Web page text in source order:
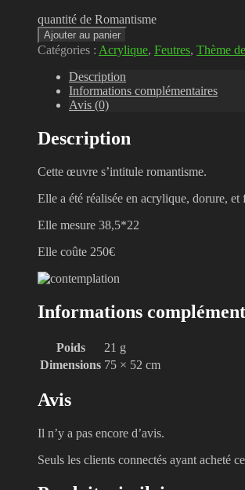
quantité de Romantisme
Ajouter au panier
Catégories : Acrylique, Feutres, Thème
Description
Informations complémentaires
Avis (0)
Description
Cette œuvre s’intitule romantisme.
Elle a été réalisée en acrylique, dorure, et
Elle mesure 38,5*22
Elle coûte 250€
Informations
Poids
21 g
Dimensions 75 × 52 cm
Avis
Il n’y a pas encore d’avis.
Seuls les clients connectés ayant acheté